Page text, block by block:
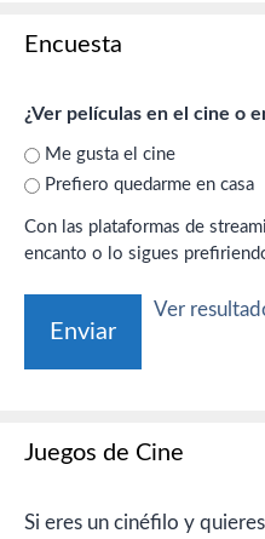
Encuesta
¿Ver películas en el cine o
Me gusta el cine
Prefiero quedarme en casa
Con las plataformas de streaming, ¿ha perdido el
encanto o lo sigues
Ver
Juegos de Cine
Si eres un cinéfilo y